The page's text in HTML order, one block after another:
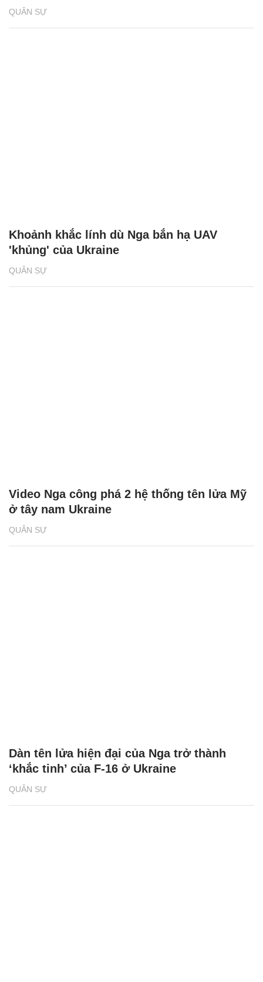
QUÂN SỰ
QUÂN SỰ
Khoảnh khắc lính dù Nga bắn hạ UAV
'khủng' của Ukraine
QUÂN SỰ
Video Nga công phá 2 hệ thống tên lửa Mỹ
ở tây nam Ukraine
QUÂN SỰ
Dàn tên lửa hiện đại của Nga trở thành
‘khắc tinh’ của F-16 ở Ukraine